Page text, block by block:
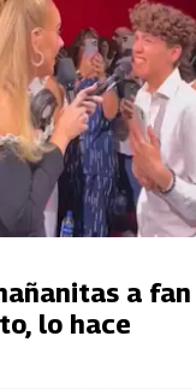
a fan
lo hace